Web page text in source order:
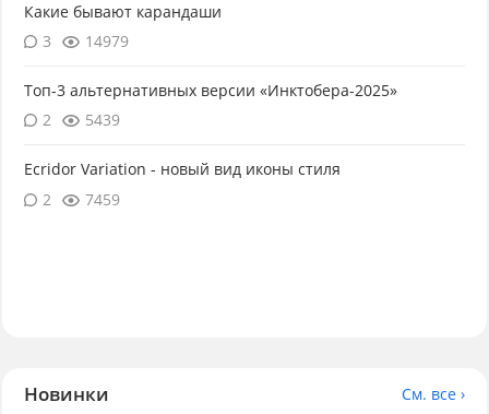
Какие бывают карандаши
3
14979
Топ-3 альтернативных версии «Инктобера-2025»
2
5439
Ecridor Variation - новый вид иконы стиля
2
7459
Новинки
См. все ›